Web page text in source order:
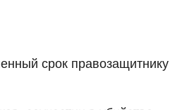
срок правозащитнику